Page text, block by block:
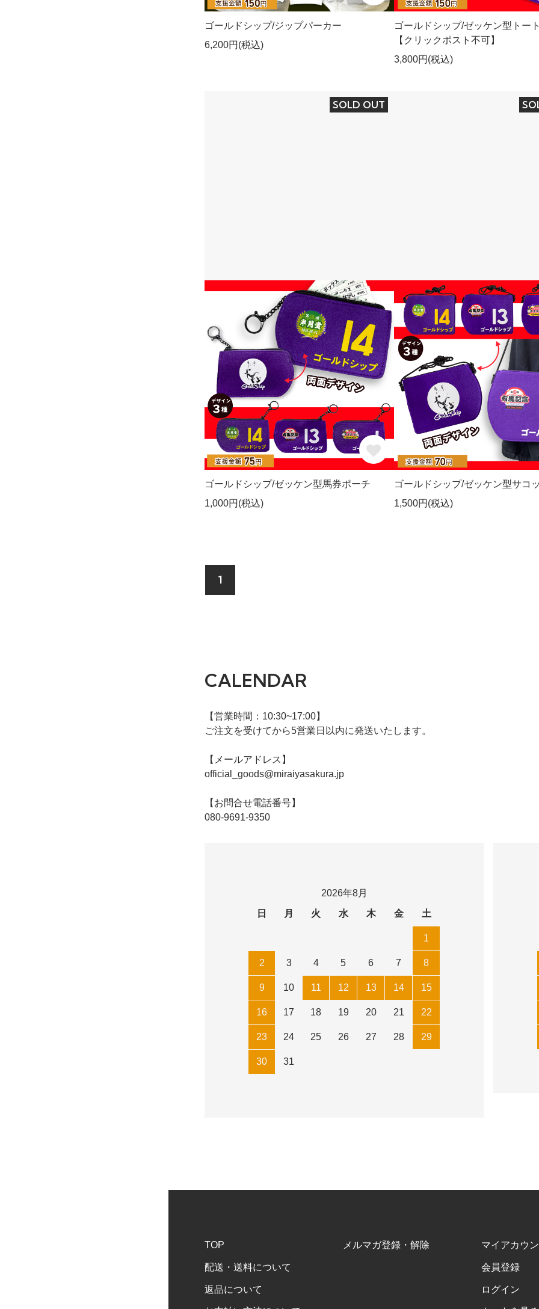
ゴールドシップ/ジップパーカー
6,200円(税込)
ゴールドシップ/ゼッケン型トー
【クリックポスト不可】
3,800円(税込)
SOLD OUT
ゴールドシップ/ゼッケン型馬券ポーチ
1,000円(税込)
ゴールドシップ/ゼッケン型サコ
1,500円(税込)
1
CALENDAR
【営業時間：10:30~17:00】
ご注文を受けてから5営業日以内に発送いたします。
【メールアドレス】
official_goods@miraiyasakura.jp
【お問合せ電話番号】
080-9691-9350
2026年8月
日
月 火 水 木 金 土
1
2 3 4 5 6 7 8
9 10 11 12 13 14 15
16 17 18 19 20 21 22
23 24 25 26 27 28 29
30 31
TOP
配送・送料について
返品について
メルマガ登録・解除 マイアカウ
会員登録
ログイン